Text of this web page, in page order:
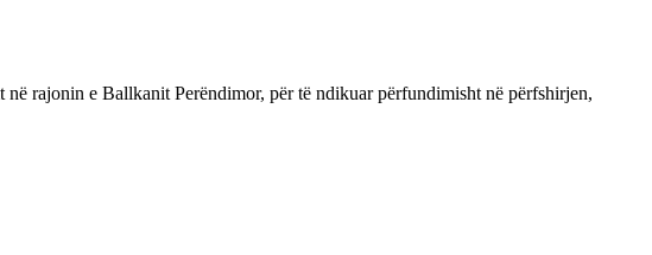
rajonin e Ballkanit Perëndimor, për të ndikuar përfundimisht në përfshirjen,